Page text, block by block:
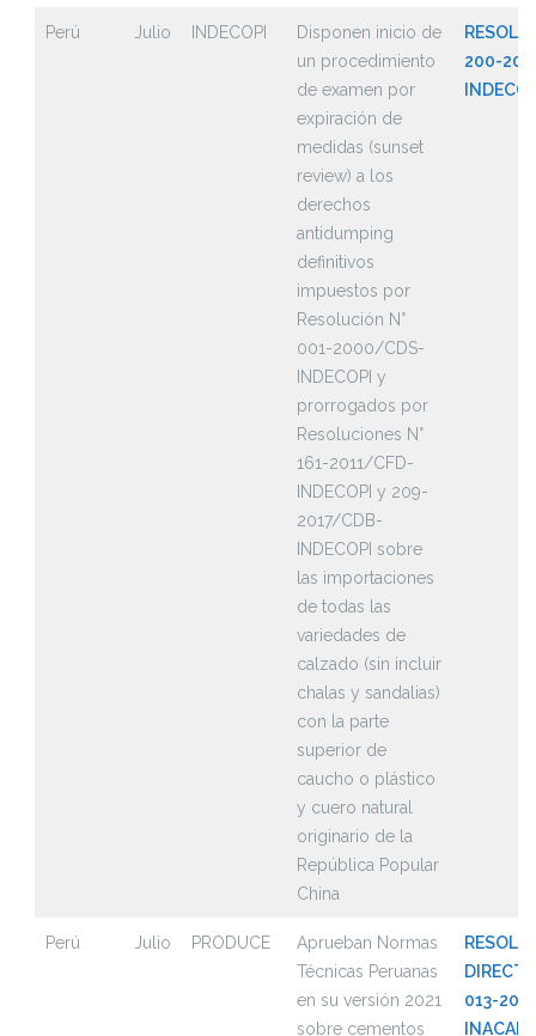
Perú Julio INDECOPI
Disponen inicio de
un procedimiento
de examen por
expiración de
medidas (sunset
review) a los
derechos
antidumping
definitivos
impuestos por
Resolución N°
001-2000/CDS-
INDECOPI y
prorrogados por
Resoluciones N°
161-2011/CFD-
INDECOPI y 209-
2017/CDB-
INDECOPI sobre
las importaciones
de todas las
variedades de
calzado (sin incluir
chalas y sandalias)
con la parte
superior de
caucho o plástico
y cuero natural
originario de la
República Popular
China
200-
Perú Julio PRODUCE
Aprueban Normas
Técnicas Peruanas
en su versión 2021
sobre cementos
013-